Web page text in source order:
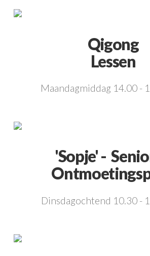
Qigong
Lessen
Maandagmiddag 14.00 -
'Sopje' -
Dinsdagochtend 10.30 -